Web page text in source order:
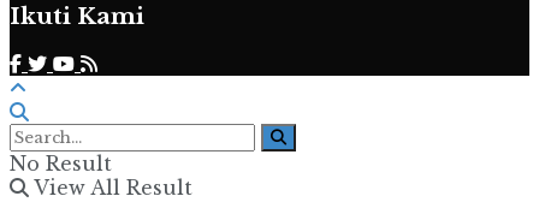
Ikuti Kami
No Result
View All Result